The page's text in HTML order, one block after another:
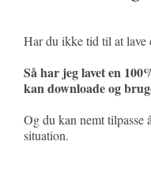
Har du ikke tid til at lave
Så har jeg lavet en
kan downloade og
Og du kan nemt tilpasse
situation.